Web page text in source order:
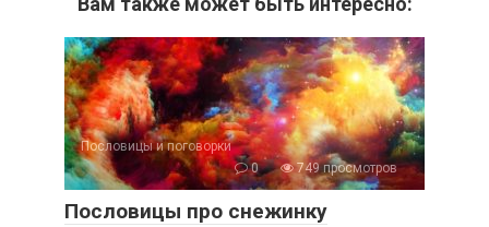
Пословицы и поговорки
0
749 просмотров
Пословицы про снежинку